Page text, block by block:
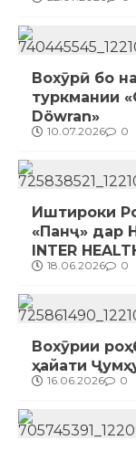
Вохӯрӣ бо
туркмании
Döwran»
10.07.2026 0
Иштироки
«Панҷ» дар
INTER
18.06.2026 0
Вохӯрии
ҳайати
16.06.2026 0